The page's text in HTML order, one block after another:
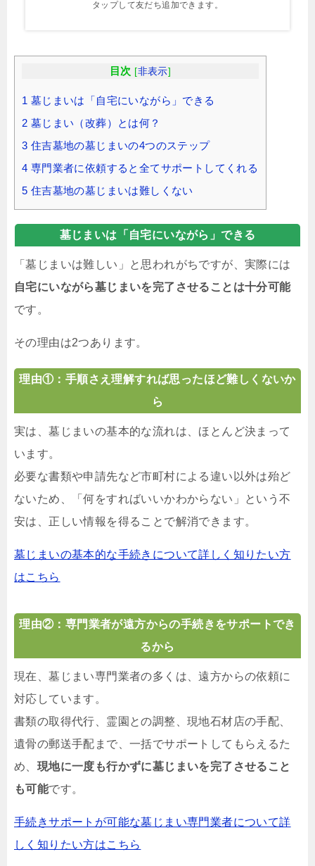
タップして友だち追加できます。
目次 [非表示]
1 墓じまいは「自宅にいながら」できる
2 墓じまい（改葬）とは何？
3 住吉墓地の墓じまいの4つのステップ
4 専門業者に依頼すると全てサポートしてくれる
5 住吉墓地の墓じまいは難しくない
墓じまいは「自宅にいながら」できる
「墓じまいは難しい」と思われがちですが、実際には
自宅にいながら墓じまいを完了させることは十分可能
です。
その理由は2つあります。
理由①：手順さえ理解すれば思ったほど難しくないか
ら
実は、墓じまいの基本的な流れは、ほとんど決まって
います。
必要な書類や申請先など市町村による違い以外は殆ど
ないため、「何をすればいいかわからない」という不
安は、正しい情報を得ることで解消できます。
墓じまいの基本的な手続きについて詳しく知りたい方
はこちら
理由②：専門業者が遠方からの手続きをサポートでき
るから
現在、墓じまい専門業者の多くは、遠方からの依頼に
対応しています。
書類の取得代行、霊園との調整、現地石材店の手配、
遺骨の郵送手配まで、一括でサポートしてもらえるた
め、 現地に一度も行かずに墓じまいを完了させること
も可能です。
手続きサポートが可能な墓じまい専門業者について詳
しく知りたい方はこちら